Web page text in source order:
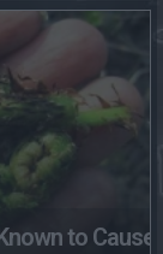
to Cause